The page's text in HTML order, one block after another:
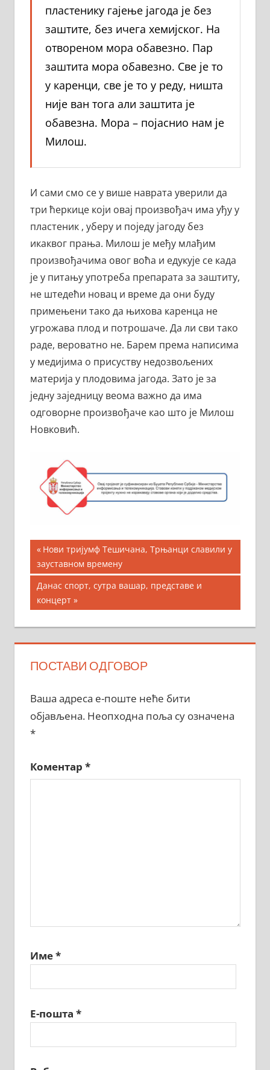
пластенику гајење јагода је без
заштите, без ичега хемијског. На
отвореном мора обавезно. Пар
заштита мора обавезно. Све је то
у каренци, све је то у реду, ништа
није ван тога али заштита је
обавезна. Мора – појаснио нам је
Милош.
И сами смо се у више наврата уверили да
три ћеркице који овај произвођач има уђу у
пластеник , уберу и поједу јагоду без
икаквог прања. Милош је међу млађим
произвођачима овог воћа и едукује се када
је у питању употреба препарата за заштиту,
не штедећи новац и време да они буду
примењени тако да њихова каренца не
угрожава плод и потрошаче. Да ли сви тако
раде, вероватно не. Барем према написима
у медијима о присуству недозвољених
материја у плодовима јагода. Зато је за
једну заједницу веома важно да има
одговорне произвођаче као што је Милош
Новковић.
Кретање
чланка
Previous
Post:
Нови тријумф Тешичана, Трњанци славили у
зауставном времену
Next
Post:
Данас спорт, сутра вашар, представе и
концерт
ПОСТАВИ ОДГОВОР
Ваша адреса е-поште неће бити
објављена. Неопходна поља су означена
*
Коментар *
Име*
Е-пошта *